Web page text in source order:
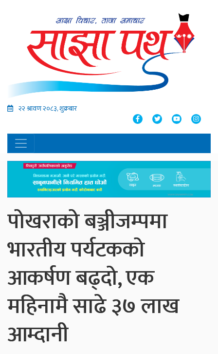
२२ श्रावण २०८३, शुक्रबार
पोखराको बञ्जीजम्पमा
भारतीय पर्यटकको
आकर्षण बढ्दो, एक
महिनामै साढे ३७ लाख
आम्दानी